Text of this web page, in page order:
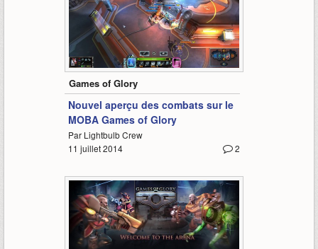
1:30
Games of Glory
Nouvel aperçu des combats sur le
MOBA Games of Glory
Par Lightbulb Crew
2
11 juillet 2014